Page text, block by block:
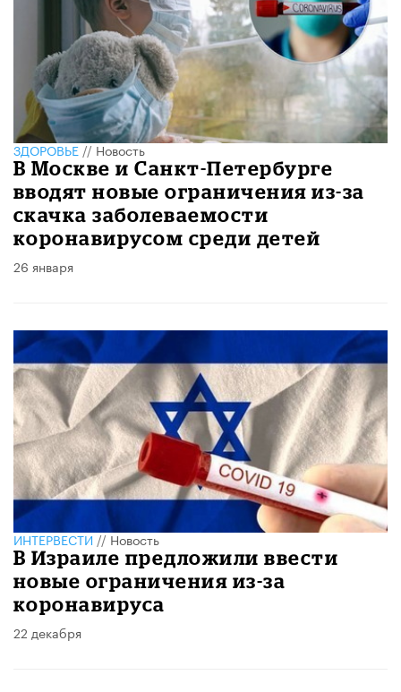
ЗДОРОВЬЕ//Новость
В Москве и Санкт-Петербурге
вводят новые ограничения из-за
скачка заболеваемости
коронавирусом среди детей
26 января
ИНТЕРВЕСТИ//Новость
В Израиле предложили ввести
новые ограничения из-за
коронавируса
22 декабря